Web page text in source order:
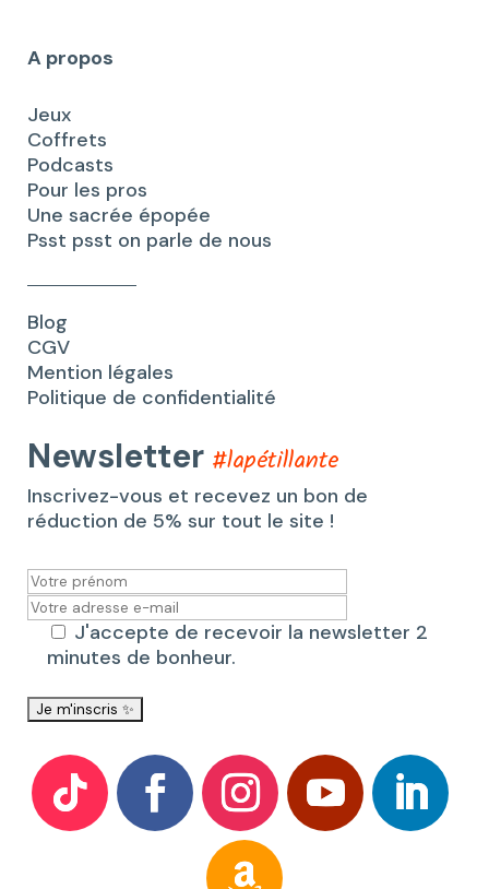
A propos
Jeux
Coffrets
Podcasts
Pour les pros
Une sacrée épopée
Psst psst on parle de nous
Blog
CGV
Mention légales
Politique de confidentialité
Newsletter #lapétillante
Inscrivez-vous et recevez un bon de
réduction de 5% sur tout le site !
J'accepte de recevoir la newsletter 2
minutes de bonheur.